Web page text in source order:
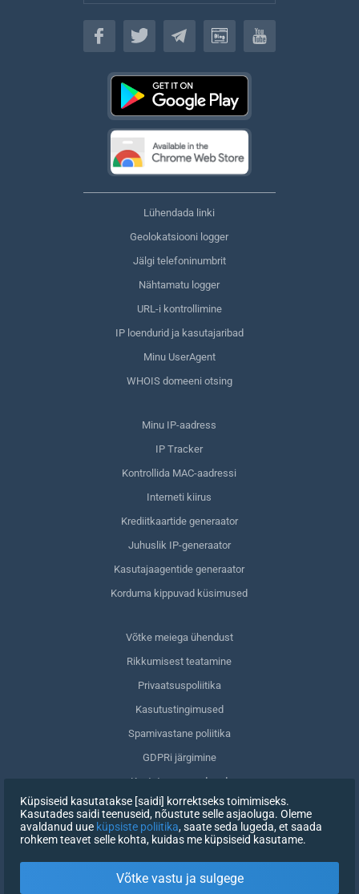
Eesti keel
Lühendada linki
Geolokatsiooni logger
Jälgi telefoninumbrit
Nähtamatu logger
URL-i kontrollimine
IP loendurid ja kasutajaribad
Minu UserAgent
WHOIS domeeni otsing
Minu IP-aadress
IP Tracker
Kontrollida MAC-aadressi
Interneti kiirus
Krediitkaartide generaator
Juhuslik IP-generaator
Kasutajaagentide generaator
Korduma kippuvad küsimused
Võtke meiega ühendust
Rikkumisest teatamine
Privaatsuspoliitika
Kasutustingimused
Spamivastane poliitika
GDPRi järgimine
Kustuta oma andmed
Nõusoleku tagasivõtmine
Küpsiseid kasutatakse [saidi] korrektseks toimimiseks.
Kasutades saidi teenuseid, nõustute selle asjaoluga. Oleme
avaldanud uue küpsiste poliitika, saate seda lugeda, et saada
rohkem teavet selle kohta, kuidas me küpsiseid kasutame.
Võtke vastu ja sulgege